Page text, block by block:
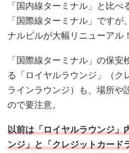
「国内線ターミナル」と比
「国際線ターミナル」ですが
ナルビルが大幅リニューアル！
「国際線ターミナル」の保
る「ロイヤルラウンジ」（ク
ラインラウンジ）も、場所や
ので要注意。
以前は「ロイヤルラウンジ」
ンジ」と「クレジットカード